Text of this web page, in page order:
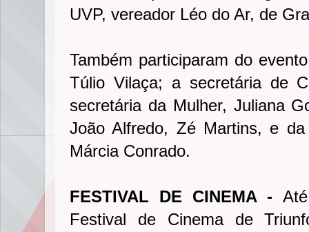
UVP, vereador Léo do Ar, de
Também participaram do
Túlio Vilaça; a secretária de
secretária da Mulher, Juliana
João Alfredo, Zé Martins, e
Márcia Conrado.
FESTIVAL DE CINEMA -
Festival de Cinema de